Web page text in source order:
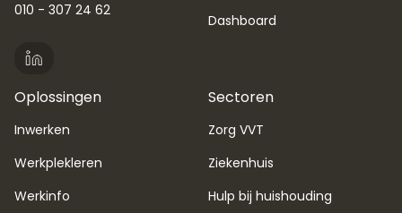
010 - 307 24 62
Dashboard
Oplossingen
Inwerken
Werkplekleren
Werkinfo
Sectoren
Zorg VVT
Ziekenhuis
Hulp bij huishouding